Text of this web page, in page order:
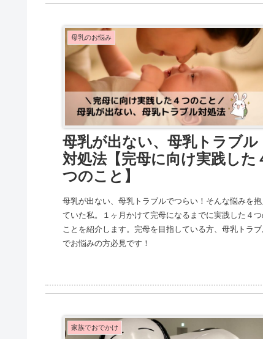
母乳のお悩み
母乳が出ない、母乳トラブル
対処法【完母に向け実践した
つのこと】
母乳が出ない、母乳トラブルでつらい！そんな悩みを抱
ていた私。１ヶ月かけて完母になるまでに実践した４
ことを紹介します。完母を目指している方、母乳トラ
でお悩みの方必見です！
家族でおでかけ